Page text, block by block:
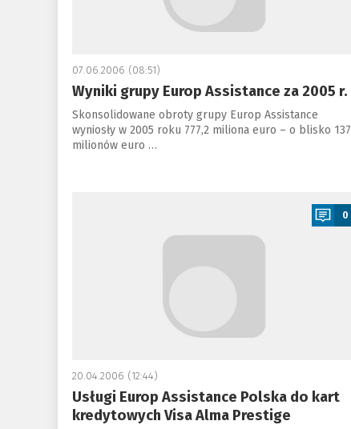
07.06.2006 (08:51)
Wyniki grupy Europ Assistance za 2005 r.
Skonsolidowane obroty grupy Europ Assistance
wyniosły w 2005 roku 777,2 miliona euro – o blisko 137
milionów euro …
0
20.04.2006 (12:44)
Usługi Europ Assistance Polska do kart
kredytowych Visa Alma Prestige